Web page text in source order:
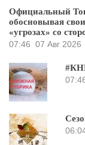
Официальный
обосновывая
«угрозах» со
07:46 07 Авг 2026